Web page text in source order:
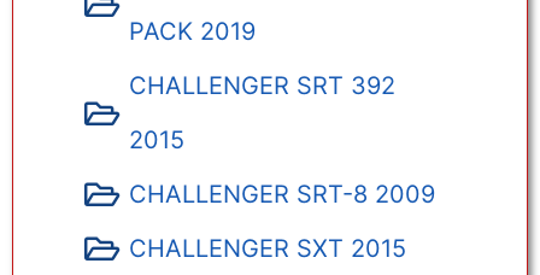
PACK 2019
CHALLENGER SRT 392
2015
CHALLENGER SRT-8 2009
CHALLENGER SXT 2015